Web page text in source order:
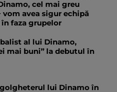
cel mai greu
vom avea sigur echipă
faza grupelor
al lui Dinamo,
mai buni” la debutul în
lui Dinamo în